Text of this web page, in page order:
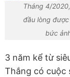
Tháng 4/
đầu lòng
bức
3 năm kể từ
Thắng có cuộc